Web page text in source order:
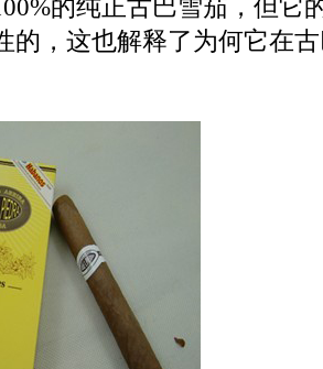
的纯正古巴雪茄，但它
的，这也解释了为何它在